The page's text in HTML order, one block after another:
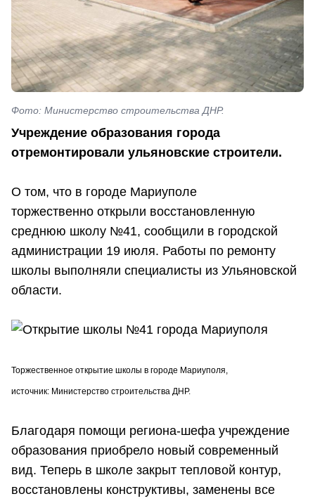
Фото: Министерство строительства ДНР.
Учреждение образования города
отремонтировали ульяновские строители.
О том, что в городе Мариуполе
торжественно открыли восстановленную
среднюю школу №41, сообщили в городской
администрации 19 июля. Работы по ремонту
школы выполняли специалисты из Ульяновской
области.
Торжественное открытие школы в городе Мариуполя,
источник: Министерство строительства ДНР.
Благодаря помощи региона-шефа учреждение
образования приобрело новый современный
вид. Теперь в школе закрыт тепловой контур,
восстановлены конструктивы, заменены все